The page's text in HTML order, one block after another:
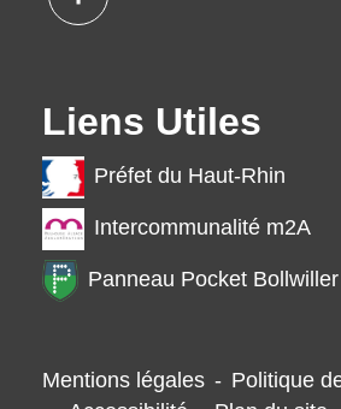
Liens Utiles
Préfet du Haut-Rhin
Intercommunalité m2A
Panneau Pocket Bollwiller
Mentions légales - Politique